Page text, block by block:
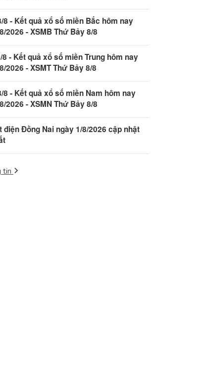
8 - Kết quả xổ số miền Bắc hôm nay
2026 - XSMB Thứ Bảy 8/8
8 - Kết quả xổ số miền Trung hôm nay
2026 - XSMT Thứ Bảy 8/8
8 - Kết quả xổ số miền Nam hôm nay
2026 - XSMN Thứ Bảy 8/8
điện Đồng Nai ngày 1/8/2026 cập nhật
tin